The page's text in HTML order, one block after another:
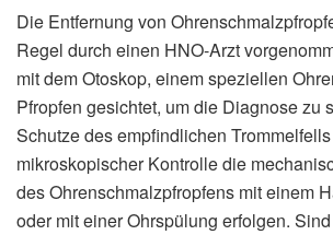
Die Entfernung von
Regel durch einen HNO-Arzt
mit dem Otoskop, einem speziellen
Pfropfen gesichtet, um die Diagnose zu
Schutze des empfindlichen
mikroskopischer Kontrolle die
des Ohrenschmalzpfropfens mit einem
oder mit einer Ohrspülung erfolgen.